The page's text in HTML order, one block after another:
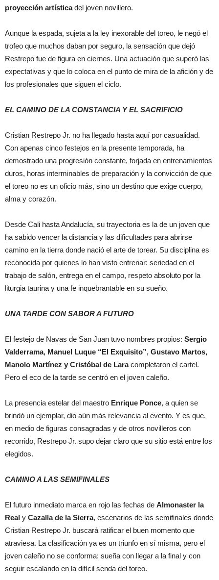
proyección artísticadel joven novillero.
Aunque la espada, sujeta a la ley inexorable del toreo, le negó el
trofeo que muchos daban por seguro, la sensación que dejó
Restrepo fue de figura en ciernes. Una actuación que superó las
expectativas y que lo coloca en el punto de mira de la afición y de
los profesionales que siguen el ciclo.
EL CAMINO DE LA CONSTANCIA Y EL SACRIFICIO
Cristian Restrepo Jr. no ha llegado hasta aquí por casualidad.
Con apenas cinco festejos en la presente temporada, ha
demostrado una progresión constante, forjada en entrenamientos
duros, horas interminables de preparación y la convicción de que
el toreo no es un oficio más, sino un destino que exige cuerpo,
alma y corazón.
Desde Cali hasta Andalucía, su trayectoria es la de un joven que
ha sabido vencer la distancia y las dificultades para abrirse
camino en la tierra donde nació el arte de torear. Su disciplina es
reconocida por quienes lo han visto entrenar: seriedad en el
trabajo de salón, entrega en el campo, respeto absoluto por la
liturgia taurina y una fe inquebrantable en su sueño.
UNA TARDE CON SABOR A FUTURO
El festejo de Navas de San Juan tuvo nombres propios: Sergio
Valderrama, Manuel Luque “El Exquisito”, Gustavo Martos,
Manolo Martínez y Cristóbal de Laracompletaron el cartel.
Pero el eco de la tarde se centró en el joven caleño.
La presencia estelar del maestro Enrique Ponce, a quien se
brindó un ejemplar, dio aún más relevancia al evento. Y es que,
en medio de figuras consagradas y de otros novilleros con
recorrido, Restrepo Jr. supo dejar claro que su sitio está entre los
elegidos.
CAMINO A LAS SEMIFINALES
El futuro inmediato marca en rojo las fechas de Almonaster la
Real y Cazalla de la Sierra, escenarios de las semifinales donde
Cristian Restrepo Jr. buscará ratificar el buen momento que
atraviesa. La clasificación ya es un triunfo en sí misma, pero el
joven caleño no se conforma: sueña con llegar a la final y con
seguir escalando en la difícil senda del toreo.